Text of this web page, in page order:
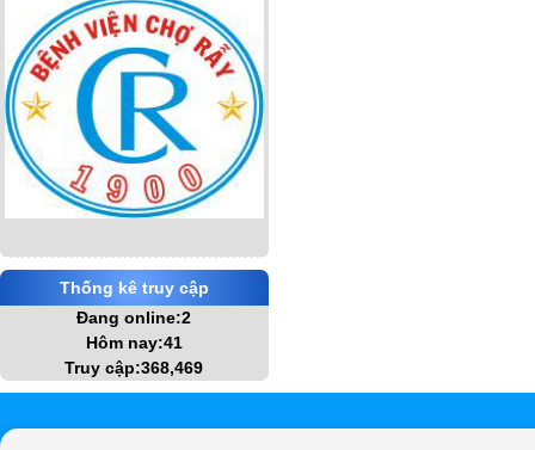
Thống kê truy cập
Đang online:2
Hôm nay:41
Truy cập:368,469